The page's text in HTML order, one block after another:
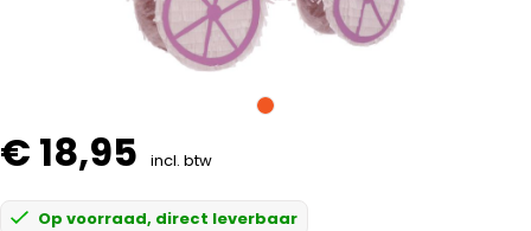
€ 18,95 incl. btw
Op voorraad, direct leverbaar